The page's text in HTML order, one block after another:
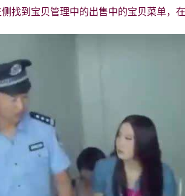
找到宝贝管理中的出售中的宝贝菜单，